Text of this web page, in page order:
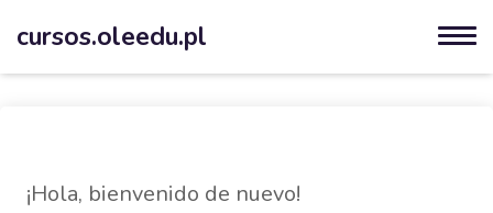
cursos.oleedu.pl
¡Hola, bienvenido de nuevo!